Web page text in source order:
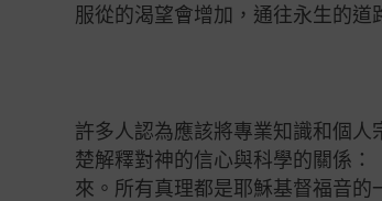
服從的渴望會增加，通往永生的道
許多人認為應該將專業知識和個
楚解釋對神的信心與科學的關係
來。所有真理都是耶穌基督福音